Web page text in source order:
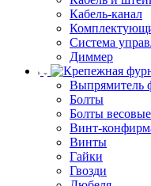
Кабель-канал
Система
Диммер
Выпрямитель
Болты
Болты весовые
Винт-
Винты
Гайки
Гвозди